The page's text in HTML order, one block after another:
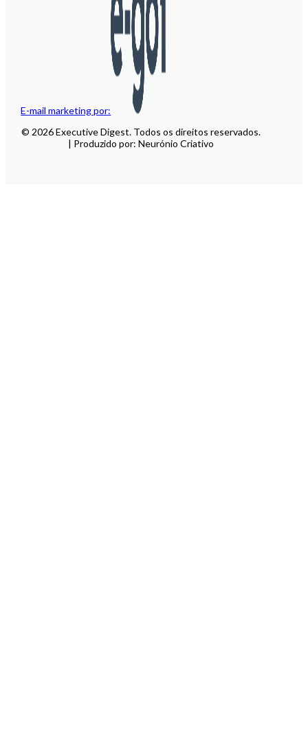
E-mail marketing por:
© 2026 Executive Digest. Todos os direitos reservados.
| Produzido por: Neurónio Criativo